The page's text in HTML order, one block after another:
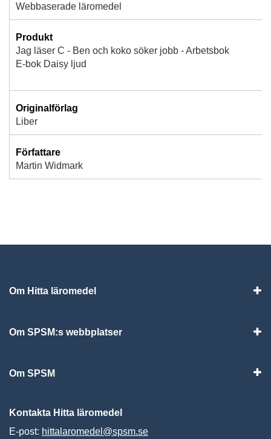
Webbaserade läromedel
Produkt
Jag läser C - Ben och koko söker jobb - Arbetsbok
E-bok Daisy ljud
Originalförlag
Liber
Författare
Martin Widmark
Om Hitta läromedel
Om SPSM:s webbplatser
Om SPSM
Kontakta Hitta läromedel
E-post: hittalaromedel@spsm.se